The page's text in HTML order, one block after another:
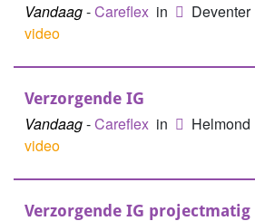
Vandaag-Careflex in
Deventer
video
Verzorgende IG
Vandaag-Careflex in
Helmond
video
Verzorgende IG projectmatig